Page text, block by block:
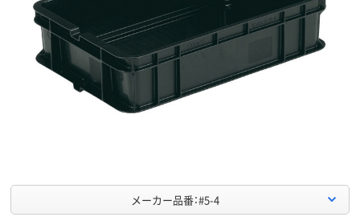
メーカー品番：#5-4